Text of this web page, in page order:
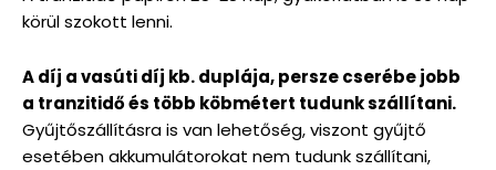
körül szokott lenni.
A díj a vasúti díj kb. duplája, persze cserébe jobb
a tranzitidő és több köbmétert tudunk szállítani.
Gyűjtőszállításra is van lehetőség, viszont gyűjtő
esetében akkumulátorokat nem tudunk szállítani,